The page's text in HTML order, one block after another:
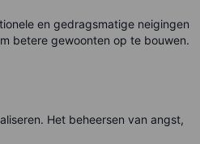
en gedragsmatige neigingen
betere gewoonten op te bouwen.
Het beheersen van angst,